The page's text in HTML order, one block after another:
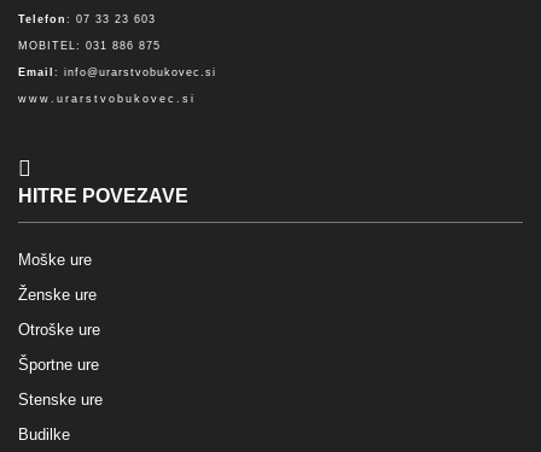
Telefon : 07 33 23 603
MOBITEL: 031 886 875
Email : info@urarstvobukovec.si
www.urarstvobukovec.si
HITRE POVEZAVE
Moške ure
Ženske ure
Otroške ure
Športne ure
Stenske ure
Budilke